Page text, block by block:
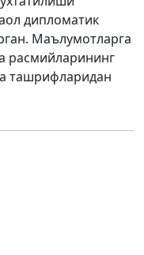
дипломатик
Маълумотларга
расмийларининг
ташрифларидан